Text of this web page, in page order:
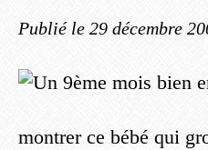
Publié le 29 décembre
montrer ce bébé qui